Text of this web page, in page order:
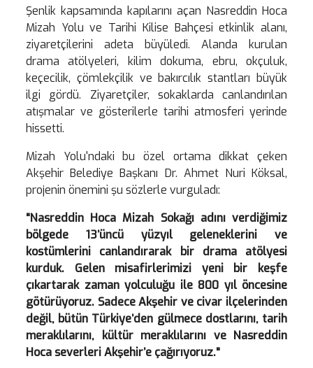
Şenlik kapsamında kapılarını açan Nasreddin Hoca
Mizah Yolu ve Tarihi Kilise Bahçesi etkinlik alanı,
ziyaretçilerini adeta büyüledi. Alanda kurulan
drama atölyeleri, kilim dokuma, ebru, okçuluk,
keçecilik, çömlekçilik ve bakırcılık stantları büyük
ilgi gördü. Ziyaretçiler, sokaklarda canlandırılan
atışmalar ve gösterilerle tarihi atmosferi yerinde
hissetti.
Mizah Yolu'ndaki bu özel ortama dikkat çeken
Akşehir Belediye Başkanı Dr. Ahmet Nuri Köksal,
projenin önemini şu sözlerle vurguladı:
"Nasreddin Hoca Mizah Sokağı adını verdiğimiz
bölgede 13’üncü yüzyıl geleneklerini ve
kostümlerini canlandırarak bir drama atölyesi
kurduk. Gelen misafirlerimizi yeni bir keşfe
çıkartarak zaman yolculuğu ile 800 yıl öncesine
götürüyoruz. Sadece Akşehir ve civar ilçelerinden
değil, bütün Türkiye’den gülmece dostlarını, tarih
meraklılarını, kültür meraklılarını ve Nasreddin
Hoca severleri Akşehir’e çağırıyoruz."